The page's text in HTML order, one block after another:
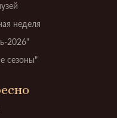
неделя
2026"
сезоны"